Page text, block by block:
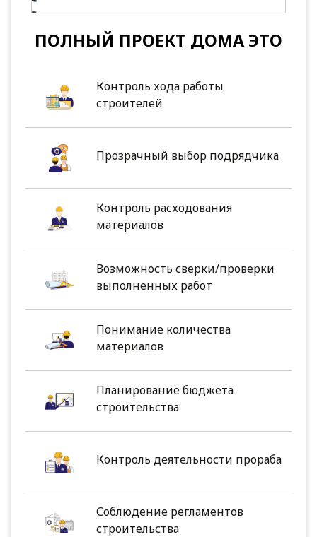
ПОЛНЫЙ ПРОЕКТ ДОМА ЭТО
Контроль хода работы
строителей
Прозрачный выбор подрядчика
Контроль расходования
материалов
Возможность сверки/проверки
выполненных работ
Понимание количества
материалов
Планирование бюджета
строительства
Контроль деятельности прораба
Соблюдение регламентов
строительства